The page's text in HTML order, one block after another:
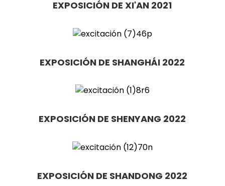
EXPOSICIÓN DE XI'AN 2021
EXPOSICIÓN DE SHANGHÁI 2022
EXPOSICIÓN DE SHENYANG 2022
EXPOSICIÓN DE SHANDONG 2022